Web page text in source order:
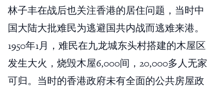
林子丰在战后也关注香港的居住问题，当时中
国大陆大批难民为逃避国共内战而逃难来港。
1950年1月，难民在九龙城东头村搭建的木屋区
发生大火，烧毁木屋6,000间，20,000多人无家
可归。当时的香港政府未有全面的公共房屋政